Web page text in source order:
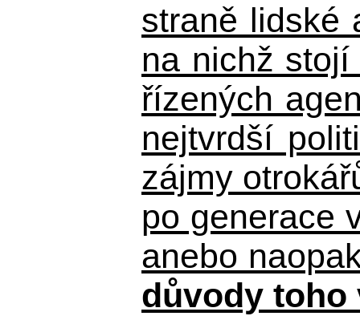
straně lidské
na nichž
řízených
nejtvrdší
zájmy
po generace
anebo
důvody toho